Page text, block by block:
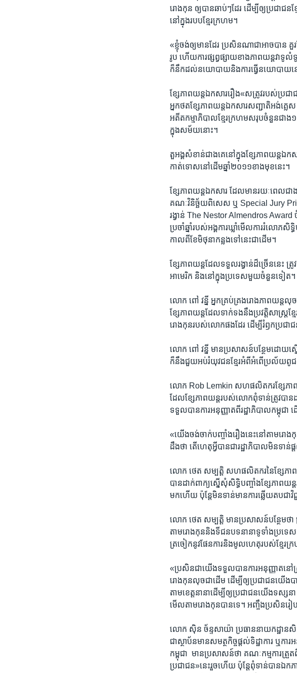
រោងកុន​ ឲ្យ​បាន​ឆាប់​ៗ​ដែរ ​ដើម្បី​ឲ្យ​ប្រជា
នៅក្នុង​របប​ខ្មែរ​ក្រហម។
«ខ្ញុំ​ចង់​ឲ្យ​មាន​ដែរ​ ប្រសិន​ណា​ជា​អាច​បាន​ ​គួរ
រូប​ ​ហើយ​ការ​ផ្សព្វផ្សាយ​ខាង​ភាពយន្ត​វ
ក៏​នឹក​ដល់​នយោបាយ​និង​ការ​ធ្វើ​នយោបាយ​
ខ្សែ​ភាពយន្ត​ឯកសារ​រឿង​«សត្រូវ​របស់​ប្រជ
អ្នក​ថត​ខ្សែ​ភាពយន្ត​ឯកសារ​សញ្ជាតិ​អង់គ្
អតីត​កម្មាភិបាល​ខ្មែរ​ក្រហម​សរុប​ចំនួន​ជាង​
ក្នុង​សម័យ​នោះ។
តួអង្គ​សំខាន់​ជាងគេ​នៅក្នុង​ខ្សែភាពយន្ត​ឯក
កាត់ទោស​នៅ​ដើម​ឆ្នាំ​២០១១​ខាង​មុខនេះ។
ខ្សែ​ភាពយន្ត​ឯកសារ​ ​ដែល​មាន​រយៈ​ពេល​ជា
គណៈ​វិនិច្ឆ័យ​ពិសេស​ ឬ Special Jury
រង្វាន់ ​The Nestor Almendros
ប្រចាំឆ្នាំ​របស់​អង្គការ​ឃ្លាំ​មើល​ការ​រំលោ
កាលពីខែ​មិថុនា​កន្លង​ទៅ​នេះ​ជាដើម។
ខ្សែ​ភាពយន្ត​ដែល​ទទួលរង្វាន់​ដ៏​ច្រើននេះ
អាមេរិក ​និង​នៅក្នុង​ប្រទេស​មួយចំនួន​ទៀត។
លោក​ ពៅ វន្នី ​អ្នកគ្រប់គ្រង​រោង​ភាពយន្ត​
ខ្សែ​ភាពយន្ត​ដែល​ទាក់ទង​នឹង​ប្រវត្តិសាស្ត្រ​
រោងកុន​របស់​លោក​ផងដែរ​ ដើម្បី​រំឭក​ប្រជាជ
លោក ​ពៅ វន្នី ​មានប្រសាសន៍​បន្ថែម​ដោយ​ស្
ក៏​នឹង​ជួយ​អប់រំ​យុវជន​ខ្មែរ​អំពី​អំពើ​ប្រល័យ​ពូជ
លោក ​Rob Lemkin ​សហ​ផលិតករ​ខ្សែ​ភាព
ដែល​ខ្សែ​ភាពយន្ត​របស់​លោក​ពុំទាន់​ត្រូវបាន​
ទទួល​បាន​ការ​អនុញ្ញាត​ពី​រដ្ឋាភិបាល​កម្ពុជា
«យើង​ចង់​ចាក់​បញ្ចាំង​រឿង​នេះ​នៅ​តាម​រោងកុ
ដឹង​ថា​ ​តើ​ហេតុអ្វី​បាន​ជារដ្ឋាភិបាល​មិនទាន់​
លោក ​ថេត សម្បត្តិ ​សហ​ផលិតករ​នៃ​ខ្សែ​ភា
បាន​ដាក់​ពាក្យ​ស្នើ​សុំ​សិទ្ធិ​បញ្ចាំង​ខ្សែ​ភាព
មក​ហើយ​ ​ប៉ុន្តែ​មិនទាន់​មាន​ការ​ឆ្លើយតប​ជា​
លោក ​ថេត សម្បត្តិ មាន​ប្រសាសន៍​បន្ថែម​
តាម​រោងកុន​និង​ទី​ជនបទ​នានា​ទូទាំង​ប្រទេស​
ត្រចៀក​នូវ​ផែនការ​និង​មូលហេតុ​របស់​ខ្មែរ​ក្រ
«ប្រសិនជា​យើង​ទទួល​បាន​ការអនុញ្ញាត​ន
រោងកុន​លុច​ជាដើម ដើម្បី​ឲ្យ​ប្រជាជន​យើ
តាម​ខេត្ត​នានាដើម្បី​ឲ្យ​ប្រជាជន​យើង​ទស្ស
មើល​តាម​រោងកុន​បាន​ទេ។​ អញ្ចឹង​ប្រសិន​រៀ
លោក ​ស៊ិន ច័ន្ទសាយ៉ា ​ប្រធាន​នាយកដ្ឋាន​សិ
ជា​ស្ថាប័ន​មាន​សមត្ថ​កិច្ច​ផ្តល់​ទិដ្ឋាការ​ ឬ​ក
កម្ពុជា​ ​ មានប្រសាសន៍​ថា ​គណៈ​កម្មការ​ត្
ប្រជាជន»​នេះ​រួច​ហើយ​ ​ប៉ុន្តែពុំ​ទាន់​បាន​ឯកភ